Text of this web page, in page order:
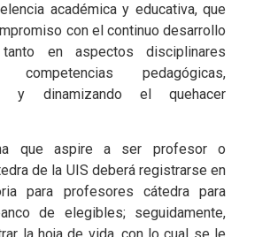
académica y educativa, que
con el continuo desarrollo
tanto en aspectos disciplinares
pedagógicas,
y dinamizando el quehacer
que aspire a ser profesor o
de la UIS deberá registrarse en
para profesores cátedra para
de elegibles; seguidamente,